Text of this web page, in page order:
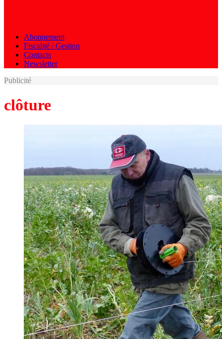
Abonnement
Fiscalité / Gestion
Contacts
Newsletter
Publicité
clôture